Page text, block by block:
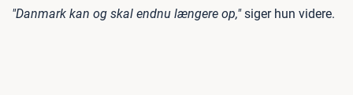
"Danmark kan og skal endnu længere op,"siger hun videre.